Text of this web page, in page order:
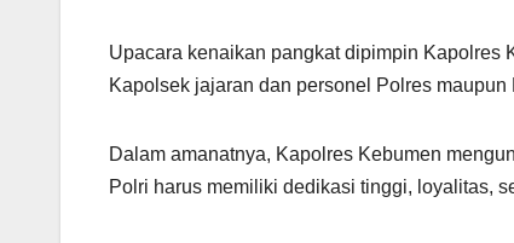
Upacara kenaikan pangkat dipimpin Kapolres
Kapolsek jajaran dan personel Polres maupun
Dalam amanatnya, Kapolres Kebumen
Polri harus memiliki dedikasi tinggi, loyalitas,